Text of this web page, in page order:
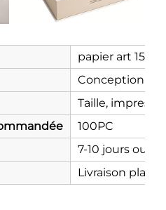
papier art 150g
Conception
Taille,
100PC
7-10 jours
Livraison plate